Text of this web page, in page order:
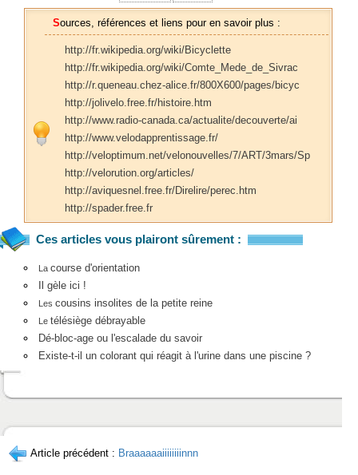
Sources, références et liens pour en savoir plus :
http://fr.wikipedia.org/wiki/Bicyclette
http://fr.wikipedia.org/wiki/Comte_Mede_de_Sivrac
http://r.queneau.chez-alice.fr/800X600/pages/bicyc
http://jolivelo.free.fr/histoire.htm
http://www.radio-canada.ca/actualite/decouverte/ai
http://www.velodapprentissage.fr/
http://veloptimum.net/velonouvelles/7/ART/3mars/Sp
http://velorution.org/articles/
http://aviquesnel.free.fr/Direlire/perec.htm
http://spader.free.fr
Ces articles vous plairont sûrement :
La course d'orientation
Il gèle ici !
Les cousins insolites de la petite reine
Le télésiège débrayable
Dé-bloc-age ou l'escalade du savoir
Existe-t-il un colorant qui réagit à l'urine dans une piscine ?
Article précédent : Braaaaaaiiiiiiiinnn